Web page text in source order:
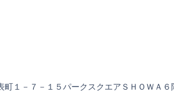
町１－７－１５パークスクエアＳＨＯＷＡ６